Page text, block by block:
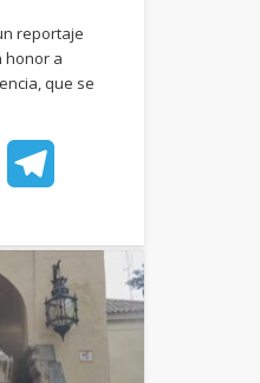
reportaje
honor a
que se
Threads